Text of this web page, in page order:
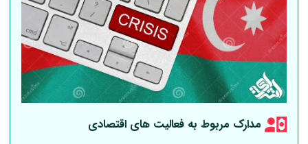
مدارک مربوط به فعالیت های اقتصادی